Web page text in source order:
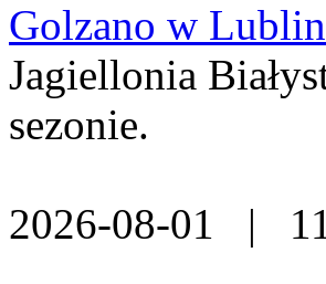
Golzano w
Jagiellonia
sezonie.
2026-08-01 |